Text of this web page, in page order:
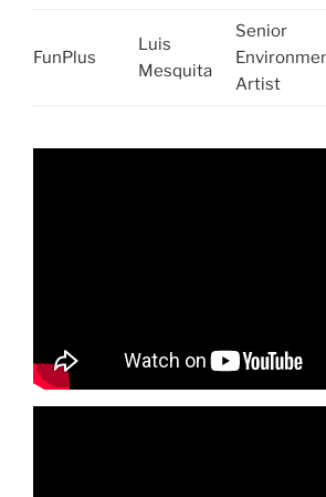
FunPlus
Luis
Mesquita
Senior
Artist